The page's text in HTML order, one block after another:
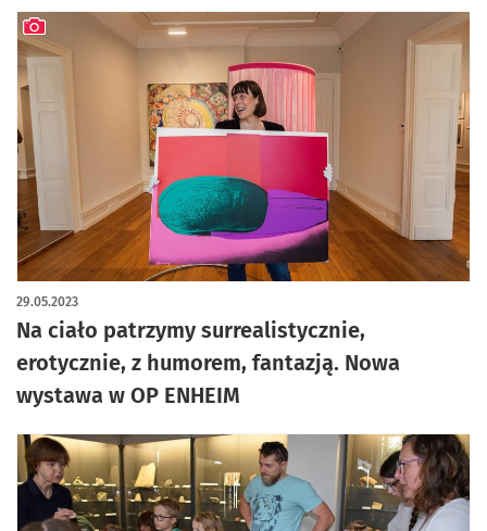
Na ciało patrzymy surrealistycznie,
erotycznie, z humorem, fantazją. Nowa
wystawa w OP ENHEIM
29.05.2023
artykuł z galerią zdjęć